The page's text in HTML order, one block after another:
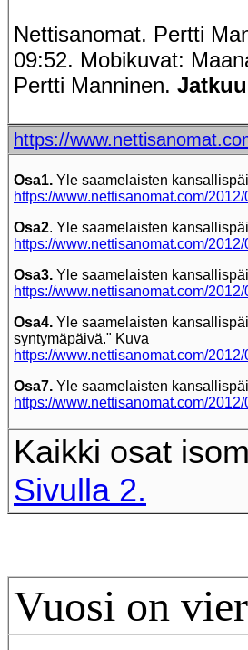
Nettisanomat. Pertti
09:52. Mobikuvat:
Pertti Manninen.
https://
Osa1. Yle saamelaisten
https://www.nettisanomat.com/
Osa2. Yle saamelaisten
https://www.nettisanomat.com/
Osa3. Yle saamelaisten
https://www.nettisanomat.com/
Osa4. Yle saamelaisten
syntymäpäivä." Kuva
https://www.nettisanomat.com/
Osa7. Yle saamelaisten
https://www.nettisanomat.com/
Kaikki osat
Sivulla 2.
Vuosi on